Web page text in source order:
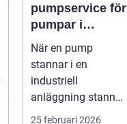
pumpservice för
pumpar i
industrin – så
undviker du
kostsamma
driftstopp
När en pump
stannar i en
industriell
anläggning stannar
ofta produktionen
25 februari 2026